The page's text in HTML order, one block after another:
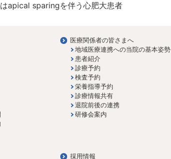
apical sparingを伴う心肥大患者
医療関係者の皆さまへ
地域医療連携への当院の基本姿勢
患者紹介
診療予約
検査予約
栄養指導予約
診療情報共有
退院前後の連携
研修会案内
採用情報